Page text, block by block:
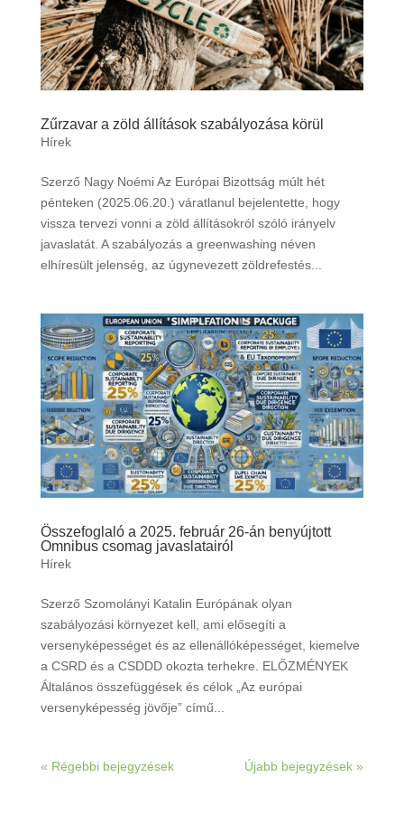
Zűrzavar a zöld állítások szabályozása körül
Hírek
Szerző Nagy Noémi Az Európai Bizottság múlt hét
pénteken (2025.06.20.) váratlanul bejelentette, hogy
vissza tervezi vonni a zöld állításokról szóló irányelv
javaslatát. A szabályozás a greenwashing néven
elhíresült jelenség, az úgynevezett zöldrefestés...
Összefoglaló a 2025. február 26-án benyújtott
Omnibus csomag javaslatairól
Hírek
Szerző Szomolányi Katalin Európának olyan
szabályozási környezet kell, ami elősegíti a
versenyképességet és az ellenállóképességet, kiemelve
a CSRD és a CSDDD okozta terhekre. ELŐZMÉNYEK
Általános összefüggések és célok „Az európai
versenyképesség jövője” című...
« Régebbi bejegyzések Újabb bejegyzések »